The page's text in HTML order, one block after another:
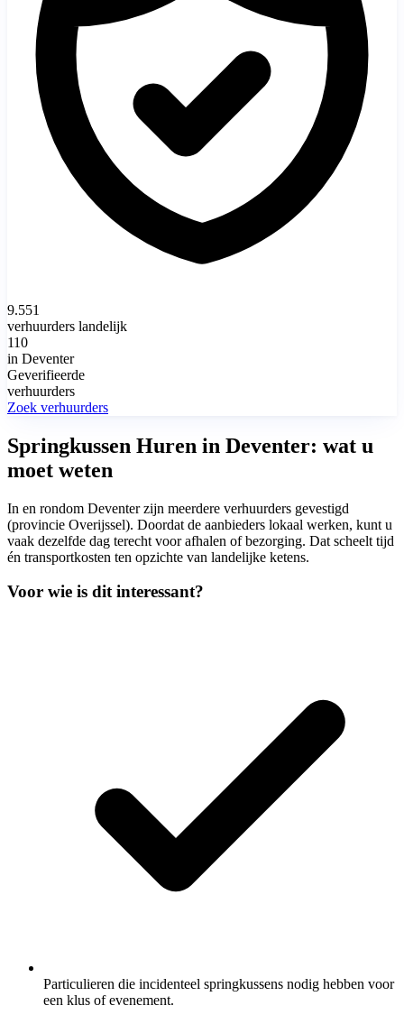
9.551
verhuurders landelijk
110
in Deventer
Geverifieerde
verhuurders
Zoek verhuurders
Springkussen Huren in Deventer: wat u
moet weten
In en rondom Deventer zijn meerdere verhuurders gevestigd
(provincie Overijssel). Doordat de aanbieders lokaal werken, kunt u
vaak dezelfde dag terecht voor afhalen of bezorging. Dat scheelt tijd
én transportkosten ten opzichte van landelijke ketens.
Voor wie is dit interessant?
Particulieren die incidenteel springkussens nodig hebben voor
een klus of evenement.